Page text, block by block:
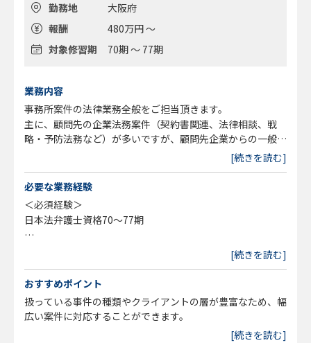
勤務地
大阪府
報酬
480万円 ～
対象修習期
70期 ～ 77期
業務内容
事務所案件の法律業務全般をご担当頂きます。
主に、顧問先の企業法務案件（契約書関連、法律相談、戦
略・予防法務など）が多いですが、顧問先企業からの一般民
※変更の範囲：事務所の定める業務とする
[続きを読む]
必要な業務経験
＜必須経験＞
日本法弁護士資格70～77期
・志が高く、目標を達成するための努力を厭わない方
・熱意をもって依頼者のために尽力できる方
・ゆくゆくパートナーとして事務所経営にかかわっていきた
い方
[続きを読む]
おすすめポイント
扱っている事件の種類やクライアントの層が豊富なため、幅
広い案件に対応することができます。
[続きを読む]